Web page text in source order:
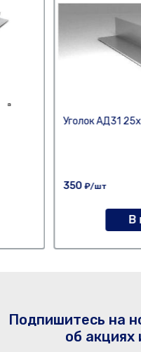
Уголок АД31
350 ₽/шт
В
Подпишитесь на
об акциях